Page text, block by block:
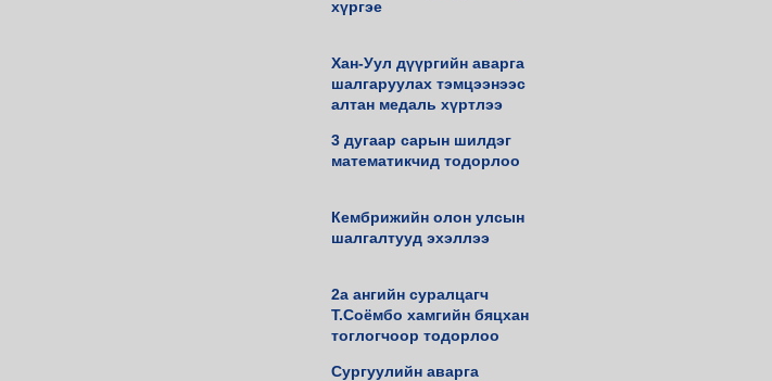
хүргэе
Хан-Уул дүүргийн аварга
шалгаруулах тэмцээнээс
алтан медаль хүртлээ
3 дугаар сарын шилдэг
математикчид тодорлоо
Кембрижийн олон улсын
шалгалтууд эхэллээ
2а ангийн суралцагч
Т.Соёмбо хамгийн бяцхан
тоглогчоор тодорлоо
Сургуулийн аварга